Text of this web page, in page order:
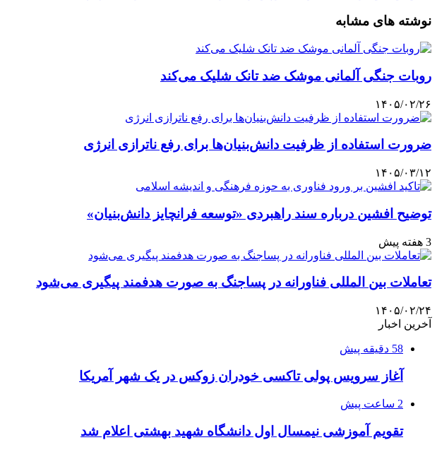
نوشته های مشابه
روبات جنگی آلمانی موشک ضد تانک شلیک می‌کند
۱۴۰۵/۰۲/۲۶
ضرورت استفاده از ظرفیت دانش‌بنیان‌ها برای رفع ناترازی انرژی
۱۴۰۵/۰۳/۱۲
توضیح افشین درباره سند راهبردی «توسعه فرانچایز دانش‌بنیان»
3 هفته پیش
تعاملات بین المللی فناورانه در پساجنگ به صورت هدفمند پیگیری می‌شود
۱۴۰۵/۰۲/۲۴
آخرین اخبار
58 دقیقه پیش
آغاز سرویس پولی تاکسی خودران زوکس در یک شهر آمریکا
2 ساعت پیش
تقویم آموزشی نیمسال اول دانشگاه شهید بهشتی اعلام شد